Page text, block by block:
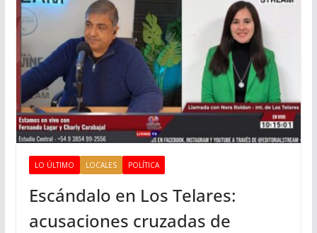
LO ÚLTIMO LOCALES POLÍTICA
Escándalo en Los Telares:
acusaciones cruzadas de